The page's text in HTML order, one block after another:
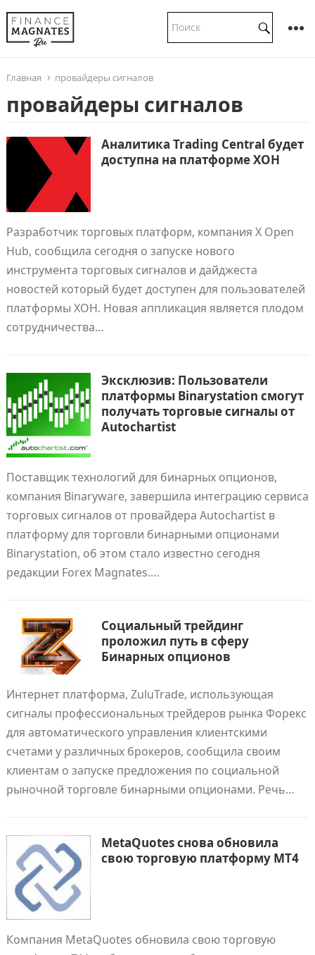
Главная провайдеры сигналов
провайдеры сигналов
Аналитика Trading Central будет
доступна на платформе XOH
Разработчик торговых платформ, компания X Open
Hub, сообщила сегодня о запуске нового
инструмента торговых сигналов и дайджеста
новостей который будет доступен для пользователей
платформы XOH. Новая аппликация является плодом
сотрудничества…
Эксклюзив: Пользователи
платформы Binarystation смогут
получать торговые сигналы от
Autochartist
Поставщик технологий для бинарных опционов,
компания Binaryware, завершила интеграцию сервиса
торговых сигналов от провайдера Autochartist в
платформу для торговли бинарными опционами
Binarystation, об этом стало известно сегодня
редакции Forex Magnates.…
Социальный трейдинг
проложил путь в сферу
Бинарных опционов
Интернет платформа, ZuluTrade, использующая
сигналы профессиональных трейдеров рынка Форекс
для автоматического управления клиентскими
счетами у различных брокеров, сообщила своим
клиентам о запуске предложения по социальной
рыночной торговле бинарными опционами. Речь…
MetaQuotes снова обновила
свою торговую платформу MT4
Компания MetaQuotes обновила свою торговую